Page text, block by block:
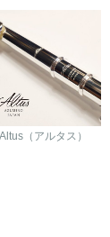
Altus（アルタス）